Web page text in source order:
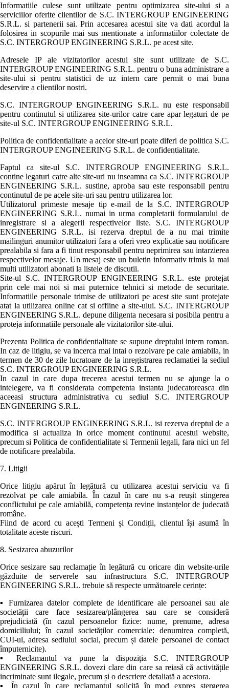
Informatiile culese sunt utilizate pentru optimizarea site-ului si a
serviciilor oferite clientilor de S.C. INTERGROUP ENGINEERING
S.R.L. si partenerii sai. Prin accesarea acestui site va dati acordul la
folosirea in scopurile mai sus mentionate a informatiilor colectate de
S.C. INTERGROUP ENGINEERING S.R.L. pe acest site.
Adresele IP ale vizitatorilor acestui site sunt utilizate de S.C.
INTERGROUP ENGINEERING S.R.L. pentru o buna administrare a
site-ului si pentru statistici de uz intern care permit o mai buna
deservire a clientilor nostri.
S.C. INTERGROUP ENGINEERING S.R.L. nu este responsabil
pentru continutul si utilizarea site-urilor catre care apar legaturi de pe
site-ul S.C. INTERGROUP ENGINEERING S.R.L.
Politica de confidentialitate a acelor site-uri poate diferi de politica S.C.
INTERGROUP ENGINEERING S.R.L. de confidentialitate.
Faptul ca site-ul S.C. INTERGROUP ENGINEERING S.R.L.
contine legaturi catre alte site-uri nu inseamna ca S.C. INTERGROUP
ENGINEERING S.R.L. sustine, aproba sau este responsabil pentru
continutul de pe acele site-uri sau pentru utilizarea lor.
Utilizatorul primeste mesaje tip e-mail de la S.C. INTERGROUP
ENGINEERING S.R.L. numai in urma completarii formularului de
inregistrare si a alegerii respectivelor liste. S.C. INTERGROUP
ENGINEERING S.R.L. isi rezerva dreptul de a nu mai trimite
mailinguri anumitor utilizatori fara a oferi vreo explicatie sau notificare
prealabila si fara a fi tinut responsabil pentru neprimirea sau intarzierea
respectivelor mesaje. Un mesaj este un buletin informativ trimis la mai
multi utilizatori abonati la listele de discutii.
Site-ul S.C. INTERGROUP ENGINEERING S.R.L. este protejat
prin cele mai noi si mai puternice tehnici si metode de securitate.
Informatiile personale trimise de utilizatori pe acest site sunt protejate
atat la utilizarea online cat si offline a site-ului. S.C. INTERGROUP
ENGINEERING S.R.L. depune diligenta necesara si posibila pentru a
proteja informatiile personale ale vizitatorilor site-ului.
Prezenta Politica de confidentialitate se supune dreptului intern roman.
In caz de litigiu, se va incerca mai intai o rezolvare pe cale amiabila, in
termen de 30 de zile lucratoare de la inregistrarea reclamatiei la sediul
S.C. INTERGROUP ENGINEERING S.R.L.
In cazul in care dupa trecerea acestui termen nu se ajunge la o
intelegere, va fi considerata competenta instanta judecatoreasca din
aceeasi structura administrativa cu sediul S.C. INTERGROUP
ENGINEERING S.R.L.
S.C. INTERGROUP ENGINEERING S.R.L. isi rezerva dreptul de a
modifica si actualiza in orice moment continutul acestui website,
precum si Politica de confidentialitate si Termenii legali, fara nici un fel
de notificare prealabila.
7. Litigii
Orice litigiu apărut în legătură cu utilizarea acestui serviciu va fi
rezolvat pe cale amiabila. În cazul în care nu s-a reușit stingerea
conflictului pe cale amiabilă, competența revine instanțelor de judecată
române.
Fiind de acord cu acești Termeni și Condiții, clientul își asumă în
totalitate aceste riscuri.
8. Sesizarea abuzurilor
Orice sesizare sau reclamație în legătură cu oricare din website-urile
găzduite de serverele sau infrastructura S.C. INTERGROUP
ENGINEERING S.R.L. trebuie să respecte următoarele cerințe:
▪ Furnizarea datelor complete de identificare ale persoanei sau ale
societății care face sesizarea/plângerea sau care se consideră
prejudiciată (în cazul persoanelor fizice: nume, prenume, adresa
domiciliului; în cazul societăților comerciale: denumirea completă,
CUI-ul, adresa sediului social, precum și datele persoanei de contact
împuternicite).
▪ Reclamantul va pune la dispoziția S.C. INTERGROUP
ENGINEERING S.R.L. dovezi clare din care sa reiasă că activitățile
incriminate sunt ilegale, precum și o descriere detaliată a acestora.
▪ În cazul în care reclamantul solicită în mod expres ștergerea